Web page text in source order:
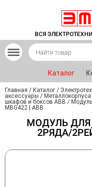
ВСЯ
Каталог
Главная / Каталог /
аксессуары / Металлокорпуса
шкафов и боксов ABB /
MBG422 | ABB
МОДУЛЬ
2РЯДА/